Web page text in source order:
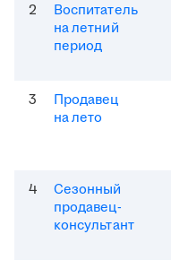
2
Воспитатель
на летний
период
3
Продавец
на лето
4
Сезонный
продавец-
консультант